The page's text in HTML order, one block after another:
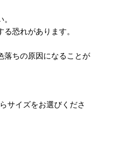
恐れがあります。
落ちの原因になることが
イズをお選びくださ